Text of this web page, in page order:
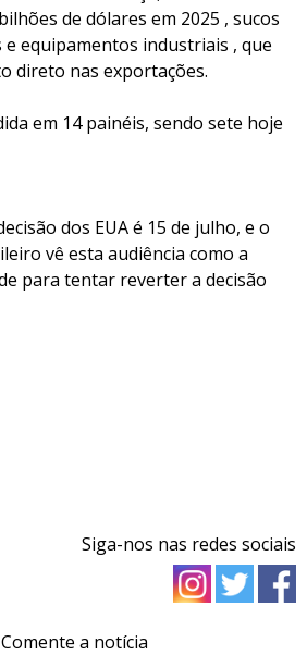
de dólares em 2025 , sucos
equipamentos industriais , que
direto nas exportações.
em 14 painéis, sendo sete hoje
dos EUA é 15 de julho, e o
vê esta audiência como a
para tentar reverter a decisão
Siga-nos nas redes sociais
a notícia